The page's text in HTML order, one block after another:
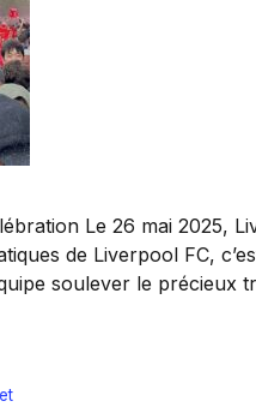
Le 26 mai 2025,
de Liverpool FC,
soulever le précieux